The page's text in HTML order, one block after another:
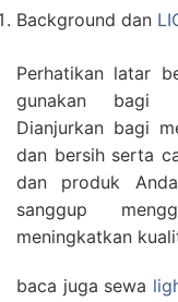
Background dan
Perhatikan latar
gunakan bagi
Dianjurkan bagi
dan bersih serta
dan produk
sanggup
meningkatkan
baca juga sewa